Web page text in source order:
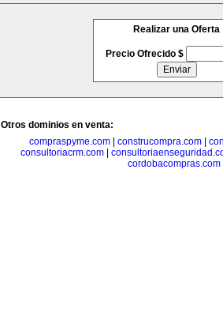
Realizar una Oferta
Precio Ofrecido $
Otros dominios en venta:
compraspyme.com
construcompra.com
consultoriacrm.com|
cordobacompras.com